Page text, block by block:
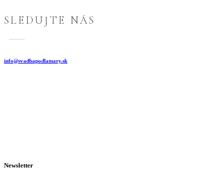
SLEDUJTE NÁS
info@svadbapodlamary.sk
Newsletter